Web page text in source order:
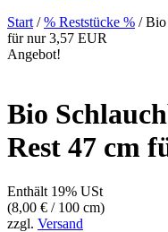
Start /% Reststücke % / Bio
für nur 3,57 EUR
Angebot!
Bio
Rest 47 cm
Enthält 19% USt
(8,00 € / 100 cm)
zzgl. Versand